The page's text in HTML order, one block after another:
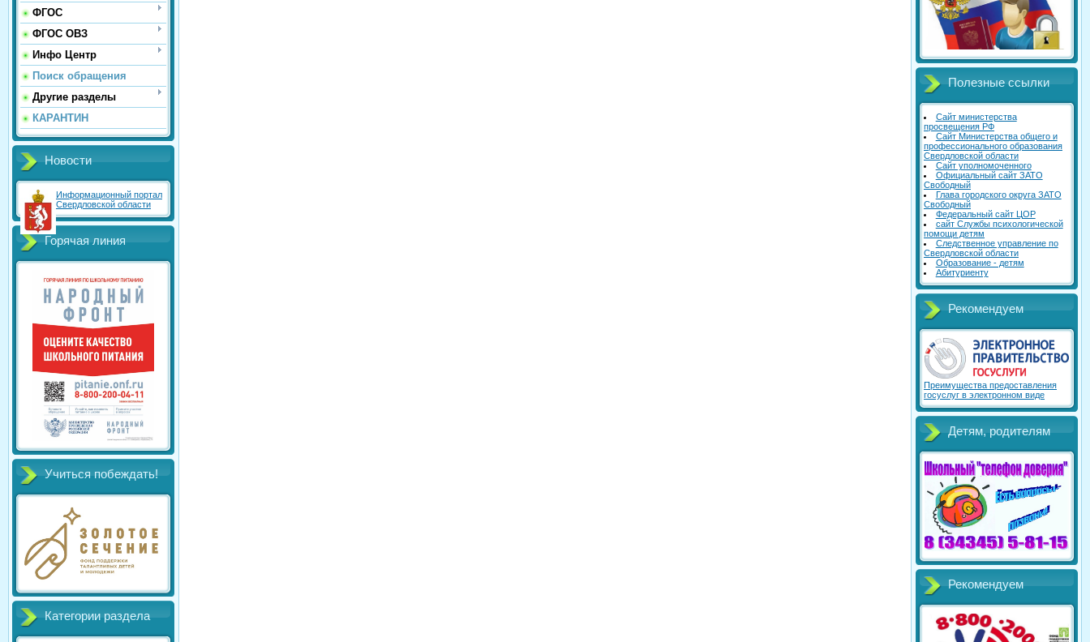
ФГОС
ФГОС ОВЗ
Инфо Центр
Поиск обращения
Другие разделы
КАРАНТИН
Новости
Информационный портал
Свердловской области
Горячая линия
Учиться побеждать!
Категории раздела
Полезные ссылки
Сайт министерства
просвещения РФ
Сайт Министерства общего и
профессионального образования
Свердловской области
Сайт уполномоченного
Официальный сайт ЗАТО
Свободный
Глава городского округа ЗАТО
Свободный
Федеральный сайт ЦОР
сайт Службы психологической
помощи детям
Следственное управление по
Свердловской области
Образование - детям
Абитуриенту
Рекомендуем
Преимущества предоставления
госуслуг в электронном виде
Детям, родителям
Рекомендуем